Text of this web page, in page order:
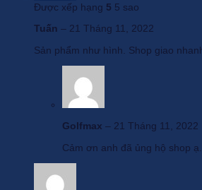
Được xếp hạng 5 5 sao
Tuấn – 21 Tháng 11, 2022
Sản phẩm như hình. Shop giao
Golfmax – 21 Tháng 11, 2022
Cảm ơn anh đã ủng hộ shop ạ.